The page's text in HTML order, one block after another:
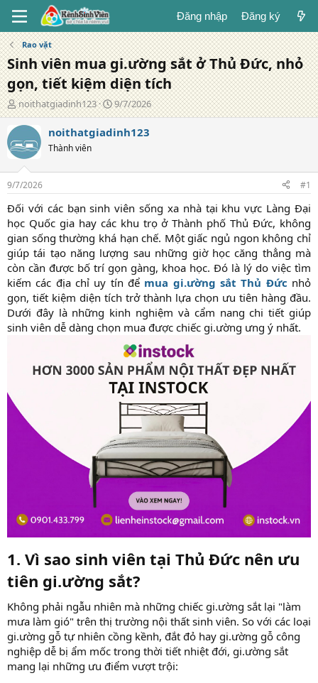
Đăng nhập Đăng ký
Rao vặt
Sinh viên mua gi.ường sắt ở Thủ Đức, nhỏ
gọn, tiết kiệm diện tích
T
á
c
g
i
ả
noithatgiadinh123
N
g
à
g
9/7/2026
noithatgiadinh123
Thành viên
9/7/2026 #1
Đối với các bạn sinh viên sống xa nhà tại khu vực Làng Đại
học Quốc gia hay các khu trọ ở Thành phố Thủ Đức, không
gian sống thường khá hạn chế. Một giấc ngủ ngon không chỉ
giúp tái tạo năng lượng sau những giờ học căng thẳng mà
còn cần được bố trí gọn gàng, khoa học. Đó là lý do việc tìm
kiếm các địa chỉ uy tín để mua gi.ường sắt Thủ Đức nhỏ
gọn, tiết kiệm diện tích trở thành lựa chọn ưu tiên hàng đầu.
Dưới đây là những kinh nghiệm và cẩm nang chi tiết giúp
sinh viên dễ dàng chọn mua được chiếc gi.ường ưng ý nhất.
1. Vì sao sinh viên tại Thủ Đức nên ưu
tiên gi.ường sắt?
Không phải ngẫu nhiên mà những chiếc gi.ường sắt lại "làm
mưa làm gió" trên thị trường nội thất sinh viên. So với các loại
gi.ường gỗ tự nhiên cồng kềnh, đắt đỏ hay gi.ường gỗ công
nghiệp dễ bị ẩm mốc trong thời tiết nhiệt đới, gi.ường sắt
mang lại những ưu điểm vượt trội: